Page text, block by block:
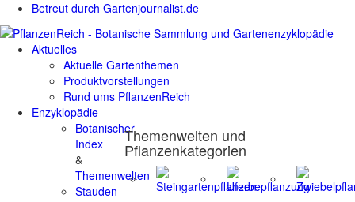
Betreut durch Gartenjournalist.de
Aktuelles
Aktuelle Gartenthemen
Produktvorstellungen
Rund ums PflanzenReich
Enzyklopädie
Botanischer
Index
&
Themenwelten
Stauden
Themenwelten und
Pflanzenkategorien